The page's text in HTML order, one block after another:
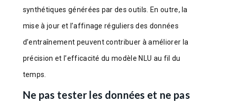
synthétiques générées par des outils. En outre, la
mise à jour et l’affinage réguliers des données
d’entraînement peuvent contribuer à améliorer la
précision et l’efficacité du modèle NLU au fil du
temps.
Ne pas tester les données et ne pas